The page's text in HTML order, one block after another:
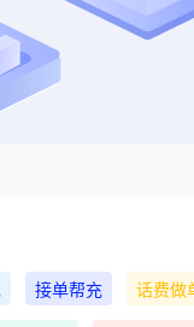
接单帮充 话费做